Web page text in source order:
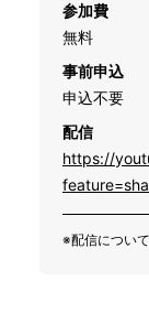
参加費
無料
事前申込
申込不要
配信
https://
※配信につい